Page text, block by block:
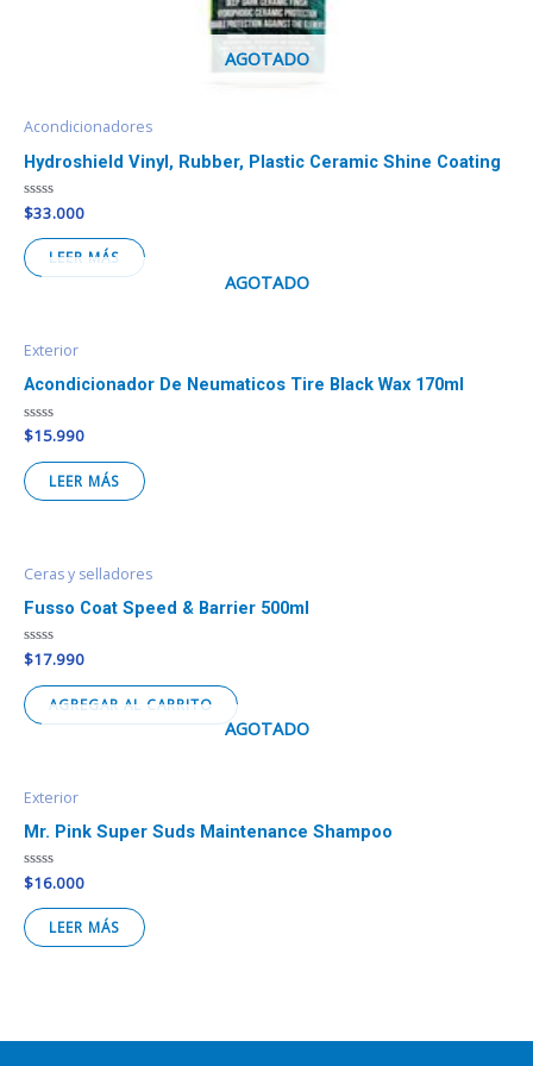
AGOTADO
Acondicionadores
Hydroshield Vinyl, Rubber, Plastic Ceramic Shine Coating
Valorado
en
0
de
5
$33.000
LEER MÁS
AGOTADO
Exterior
Acondicionador De Neumaticos Tire Black Wax 170ml
Valorado
en
0
de
5
$15.990
LEER MÁS
Ceras y selladores
Fusso Coat Speed & Barrier 500ml
Valorado
en
0
de
5
$17.990
AGREGAR AL CARRITO
AGOTADO
Exterior
Mr. Pink Super Suds Maintenance Shampoo
Valorado
en
0
de
5
$16.000
LEER MÁS